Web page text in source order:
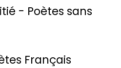
- Poètes sans
Français